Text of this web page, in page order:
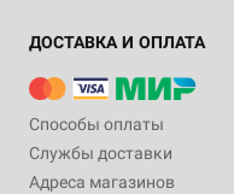
ДОСТАВКА И ОПЛАТА
Способы оплаты
Службы доставки
Адреса магазинов